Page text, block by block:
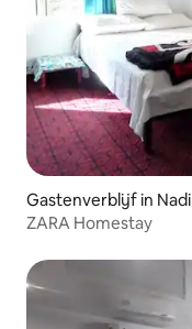
Gastenverblijf in Nadi
ZARA Homestay